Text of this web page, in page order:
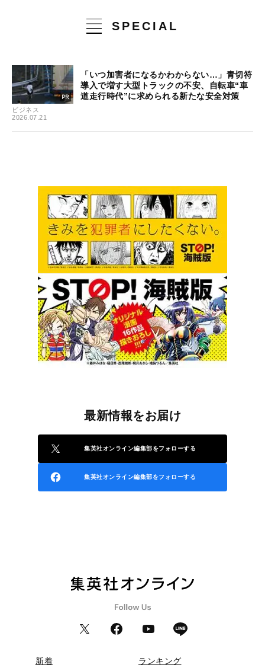
SPECIAL
ビジネス
2026.07.21
「いつ加害者になるかわからない…」青切符
導入で増す大型トラックの不安、自転車“車
道走行時代”に求められる新たな安全対策
最新情報をお届け
集英社オンライン編集部をフォローする
集英社オンライン編集部をフォローする
新着 ランキング